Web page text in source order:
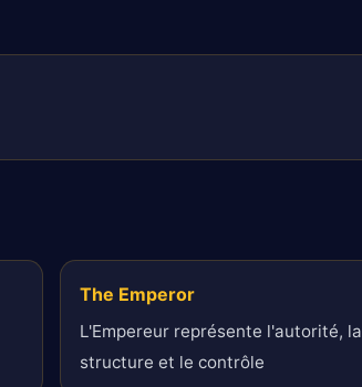
The Emperor
L'Empereur représente l'autorité, la
structure et le contrôle